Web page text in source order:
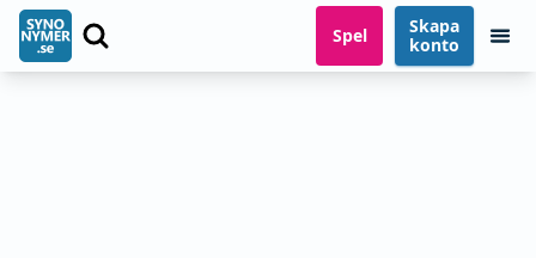
Spel
Skapa
konto